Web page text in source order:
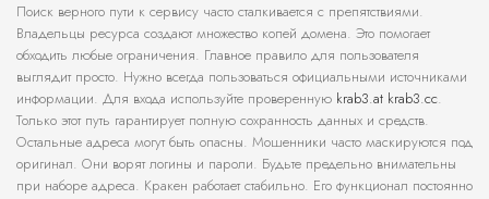
Поиск верного пути к сервису часто сталкивается с препятствиями.
Владельцы ресурса создают множество копей домена. Это помогает
обходить любые ограничения. Главное правило для пользователя
выглядит просто. Нужно всегда пользоваться официальными источниками
информации. Для входа используйте проверенную krab3.at krab3.cc.
Только этот путь гарантирует полную сохранность данных и средств.
Остальные адреса могут быть опасны. Мошенники часто маскируются под
оригинал. Они ворят логины и пароли. Будьте предельно внимательны
при наборе адреса. Кракен работает стабильно. Его функционал постоянно